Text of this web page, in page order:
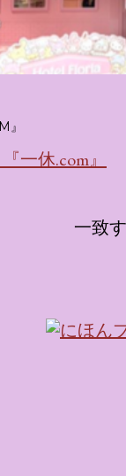
』
一休.com』
一致